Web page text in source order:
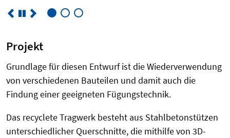
Projekt
Grundlage für diesen Entwurf ist die Wiederverwendung
von verschiedenen Bauteilen und damit auch die
Findung einer geeigneten Fügungstechnik.
Das recyclete Tragwerk besteht aus Stahlbetonstützen
unterschiedlicher Querschnitte, die mithilfe von 3D-